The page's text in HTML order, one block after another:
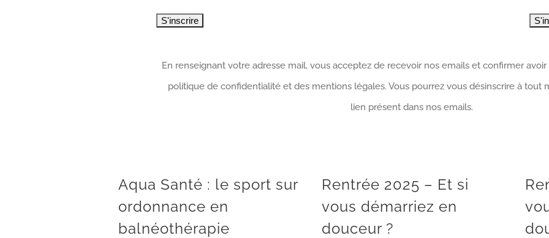
En renseignant votre adresse mail, vous acceptez de recevoir nos emails et confirmer
politique de confidentialité et des mentions légales. Vous pourrez vous désinscrire à tout
lien présent dans nos emails.
Aqua Santé : le sport sur
ordonnance en
balnéothérapie
Rentrée 2025 – Et si
vous démarriez en
douceur ?